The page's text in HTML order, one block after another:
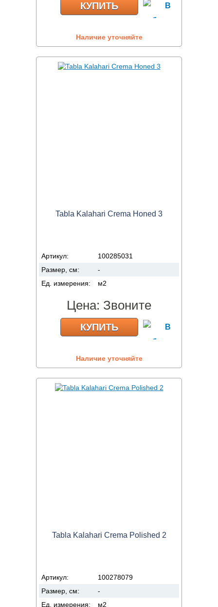
КУПИТЬ
Наличие уточняйте
Tabla Kalahari Crema Honed 3
Артикул:
100285031
Размер, см:
-
Ед. измерения:
м2
Цена: Звоните
КУПИТЬ
Наличие уточняйте
Tabla Kalahari Crema Polished 2
Артикул:
100278079
Размер, см:
-
Ед. измерения:
м2